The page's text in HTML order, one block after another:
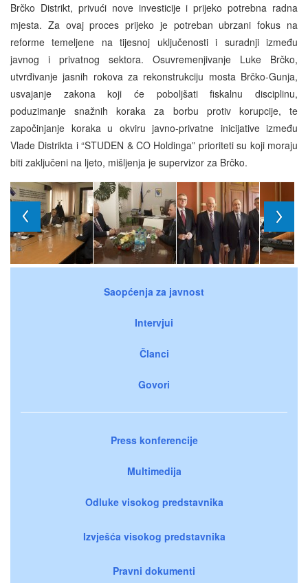
Brčko Distrikt, privući nove investicije i prijeko potrebna radna
mjesta. Za ovaj proces prijeko je potreban ubrzani fokus na
reforme temeljene na tijesnoj uključenosti i suradnji između
javnog i privatnog sektora. Osuvremenjivanje Luke Brčko,
utvrđivanje jasnih rokova za rekonstrukciju mosta Brčko-Gunja,
usvajanje zakona koji će poboljšati fiskalnu disciplinu,
poduzimanje snažnih koraka za borbu protiv korupcije, te
započinjanje koraka u okviru javno-privatne inicijative između
Vlade Distrikta i “STUDEN & CO Holdinga” prioriteti su koji moraju
biti zaključeni na ljeto, mišljenja je supervizor za Brčko.
Saopćenja za javnost
Intervjui
Članci
Govori
Press konferencije
Multimedija
Odluke visokog predstavnika
Izvješća visokog predstavnika
Pravni dokumenti